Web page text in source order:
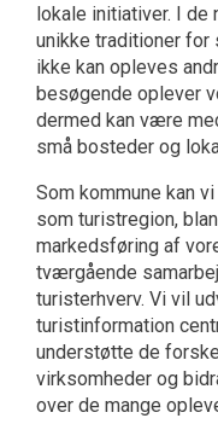
lokale initiativer. I
unikke traditioner
ikke kan opleves
besøgende oplever
dermed kan være
små bosteder og
Som kommune kan
som turistregion,
markedsføring af
tværgående
turisterhverv. Vi vil
turistinformation
understøtte de
virksomheder og
over de mange